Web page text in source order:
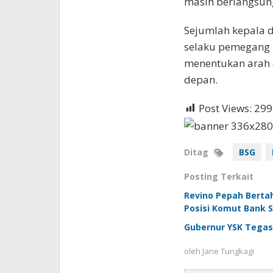
Sejumlah kepala
selaku
menentukan
depan.
Post Views: 299
Ditag BSG
Posting Terkait
Revino Pepah
Posisi Komut Bank
Gubernur YSK
oleh Jane Tungkagi